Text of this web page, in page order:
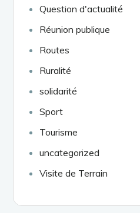
Question d'actualité
Réunion publique
Routes
Ruralité
solidarité
Sport
Tourisme
uncategorized
Visite de Terrain